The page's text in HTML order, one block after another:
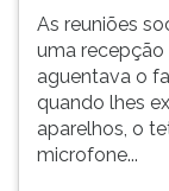
As reuniões
uma recepção
aguentava o
quando lhes
aparelhos, o
microfone...